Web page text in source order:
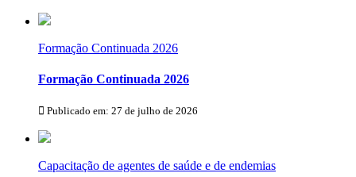
Formação Continuada 2026
Formação Continuada 2026
Publicado em: 27 de julho de 2026
Capacitação de agentes de saúde e de endemias